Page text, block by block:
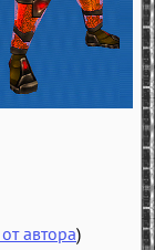
автора)